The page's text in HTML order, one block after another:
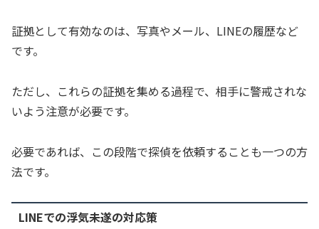
証拠として有効なのは、写真やメール、LINEの履歴など
です。
ただし、これらの証拠を集める過程で、相手に警戒されな
いよう注意が必要です。
必要であれば、この段階で探偵を依頼することも一つの方
法です。
LINEでの浮気未遂の対応策